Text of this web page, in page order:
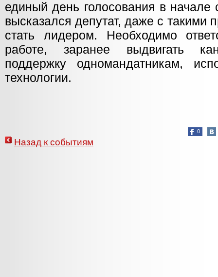
единый день голосования в начале
высказался депутат, даже с такими
стать лидером. Необходимо
работе, заранее выдвигать
поддержку одномандатникам,
технологии.
0
Назад к событиям